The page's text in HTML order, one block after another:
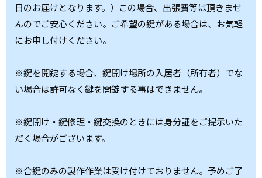
日のお届けとなります。）この場合、出張費等は頂きませ
んのでご安心ください。ご希望の鍵がある場合は、お気軽
にお申し付けください。
※鍵を開錠する場合、鍵開け場所の入居者（所有者）でな
い場合は許可なく鍵を開錠する事はできません。
※鍵開け・鍵修理・鍵交換のときには身分証をご提示いた
だく場合がございます。
※合鍵のみの製作作業は受け付けておりません。予めご了